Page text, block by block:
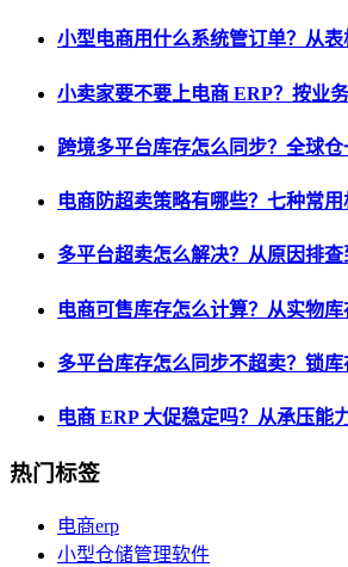
小型电商用什么系统管订单？从
小卖家要不要上电商 ERP？按业
跨境多平台库存怎么同步？全球
电商防超卖策略有哪些？七种常
多平台超卖怎么解决？从原因排
电商可售库存怎么计算？从实物
多平台库存怎么同步不超卖？锁
电商 ERP 大促稳定吗？从承压能
热门标签
电商erp
小型仓储管理软件